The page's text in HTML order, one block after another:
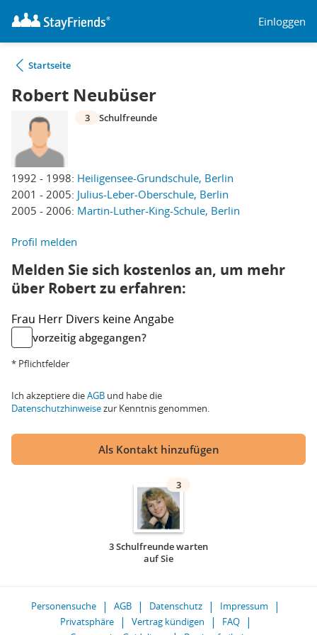
Einloggen
Startseite
Robert Neubüser
1992 - 1998: Heiligensee-Grundschule, Berlin
2001 - 2005: Julius-Leber-Oberschule, Berlin
2005 - 2006: Martin-Luther-King-Schule, Berlin
3 Schulfreunde
Profil melden
Melden Sie sich kostenlos an, um mehr
über Robert zu erfahren:
Frau Herr Divers keine Angabe
vorzeitig abgegangen?
* Pflichtfelder
Ich akzeptiere dieAGB und habe die
Datenschutzhinweisezur Kenntnis genommen.
Als Kontakt hinzufügen
3
3 Schulfreunde warten
auf Sie
Personensuche AGB Datenschutz
Impressum
Privatsphäre
Vertrag kündigen
FAQ